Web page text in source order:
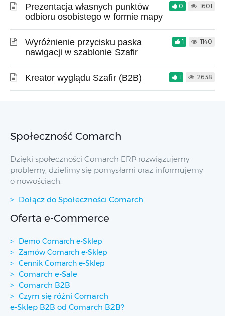
Prezentacja własnych punktów
odbioru osobistego w formie mapy
0 1601
Wyróżnienie przycisku paska
nawigacji w szablonie Szafir
1 1140
Kreator wyglądu Szafir (B2B) 1 2638
Społeczność Comarch
Dzięki społeczności Comarch ERP rozwiązujemy
problemy, dzielimy się pomysłami oraz informujemy
o nowościach.
Dołącz do Społeczności Comarch
Oferta e-Commerce
Demo Comarch e-Sklep
Zamów Comarch e-Sklep
Cennik Comarch e-Sklep
Comarch e-Sale
Comarch B2B
Czym się różni Comarch
e-Sklep B2B od Comarch B2B?